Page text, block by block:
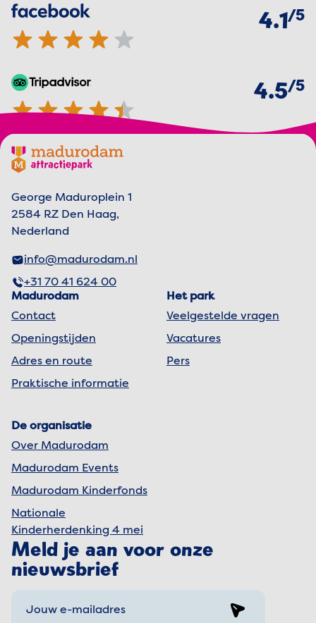
Facebook
4.1 van 5 sterren 4.1
van 5
TripAdvisor
4.5 van 5 sterren 4.5
van 5
Footer menu
Madurodam logo, naar de homepage
George Maduroplein 1
2584 RZ Den Haag,
Nederland
info@madurodam.nl
+31 70 41 624 00
Madurodam
Contact
Openingstijden
Adres en route
Praktische informatie
Het park
Veelgestelde vragen
Vacatures
Pers
De organisatie
Over Madurodam
Madurodam Events
Madurodam Kinderfonds
Nationale
Kinderherdenking 4 mei
Meld je aan voor onze
nieuwsbrief